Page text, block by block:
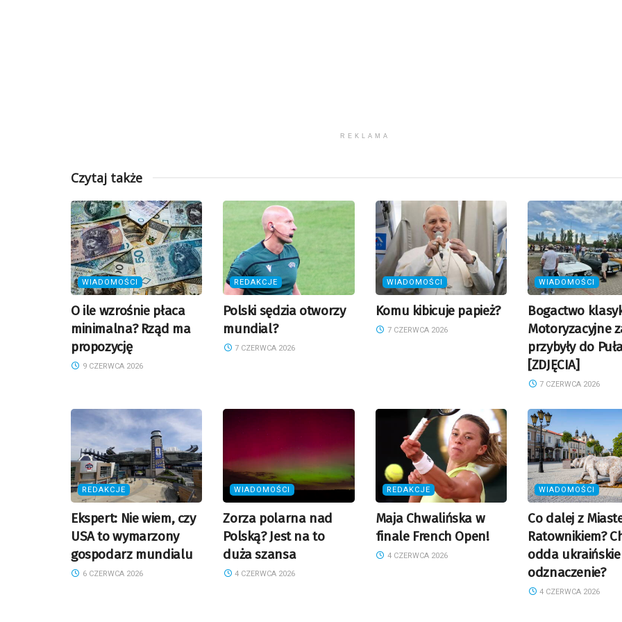
REKLAMA
Czytaj także
WIADOMOŚCI
O ile wzrośnie płaca
minimalna? Rząd ma
propozycję
9 CZERWCA 2026
REDAKCJE
Polski sędzia otworzy
mundial?
7 CZERWCA 2026
WIADOMOŚCI
Komu kibicuje papież?
7 CZERWCA 2026
WIADOMOŚCI
Bogactwo
Motoryzacyjne
przybyły do
[ZDJĘCIA]
7 CZERWCA 2026
REDAKCJE
Ekspert: Nie wiem, czy
USA to wymarzony
gospodarz mundialu
6 CZERWCA 2026
WIADOMOŚCI
Zorza polarna nad
Polską? Jest na to
duża szansa
4 CZERWCA 2026
REDAKCJE
Maja Chwalińska w
finale French Open!
4 CZERWCA 2026
WIADOMOŚCI
Co dalej z
Ratownikiem?
odda ukraińskie
odznaczenie?
4 CZERWCA 2026